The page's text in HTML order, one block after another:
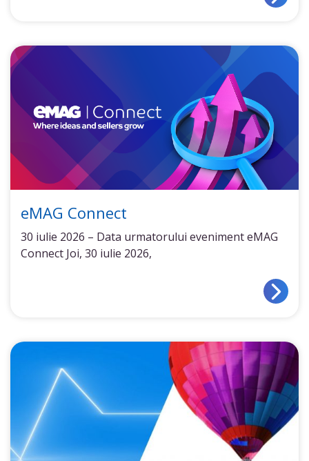
eMAG Connect
30 iulie 2026 – Data urmatorului eveniment eMAG
Connect Joi, 30 iulie 2026,